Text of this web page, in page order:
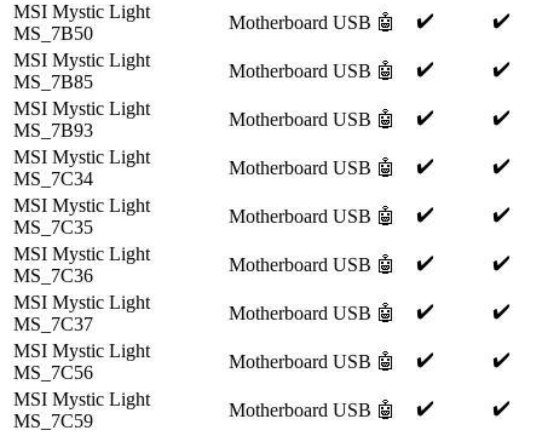
MSI Mystic Light
MS_7B50
Motherboard USB 🤖 ✔️
✔️
MSI Mystic Light
MS_7B85
Motherboard USB 🤖 ✔️
✔️
MSI Mystic Light
MS_7B93
Motherboard USB 🤖 ✔️
✔️
MSI Mystic Light
MS_7C34
Motherboard USB 🤖 ✔️
✔️
MSI Mystic Light
MS_7C35
Motherboard USB 🤖 ✔️
✔️
MSI Mystic Light
MS_7C36
Motherboard USB 🤖 ✔️
✔️
MSI Mystic Light
MS_7C37
Motherboard USB 🤖 ✔️
✔️
MSI Mystic Light
MS_7C56
Motherboard USB 🤖 ✔️
✔️
MSI Mystic Light
MS_7C59
Motherboard USB 🤖 ✔️
✔️